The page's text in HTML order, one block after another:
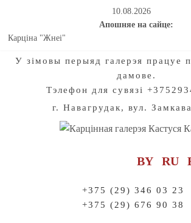
10.08.2026
Апошняе на сайце:
Карціна "Жнеі"
Калядныя і навагоднія хронікі нашых з вамі
Калядныя і навагоднія хронікі нашых з вамі
дзетак. Частка 1
Адкрываючы жывапіс Кастуся Качана
У зiмовы перыяд галерэя працуе
дамове.
Тэлефон для сувязі
г. Навагрудак, вул.
BY RU
+375 (29) 346 03 23
+375 (29) 676 90 38